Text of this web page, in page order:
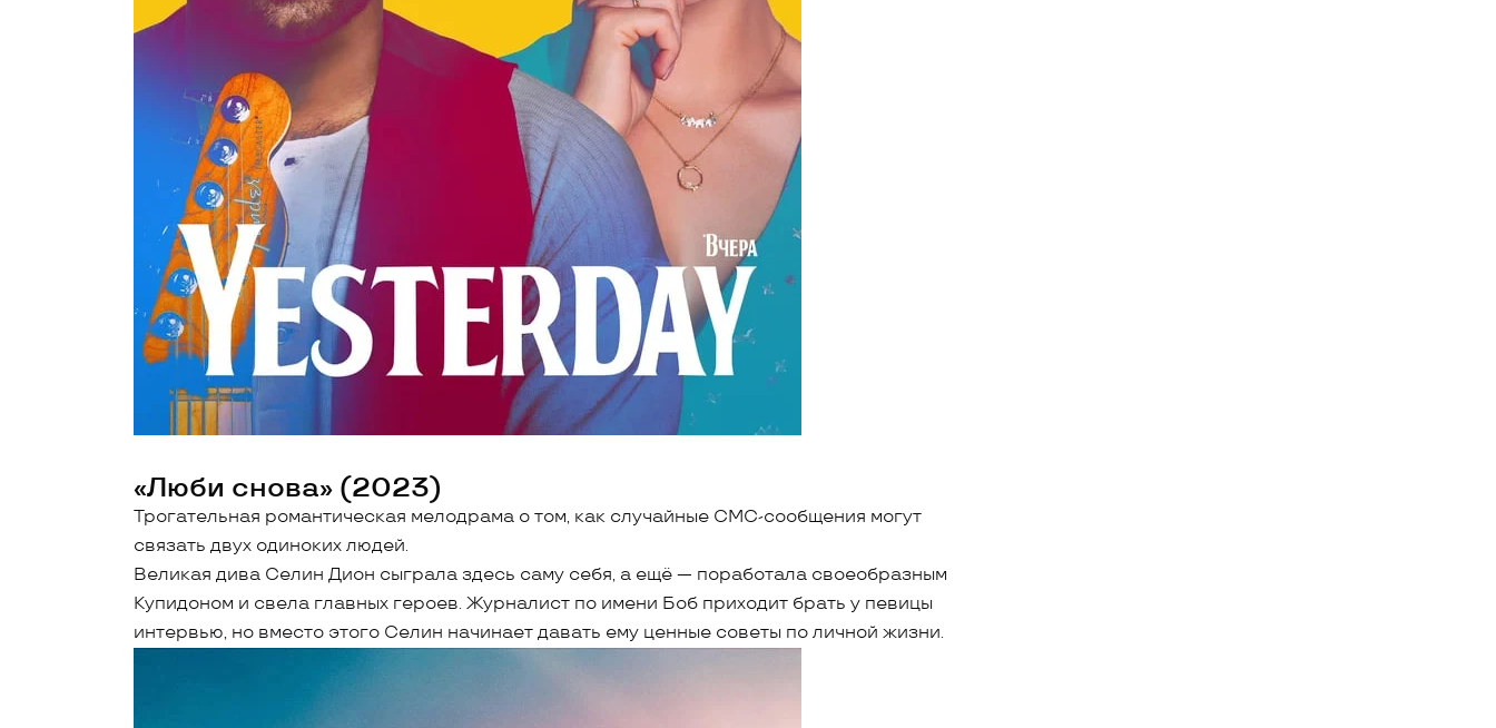
«Люби снова» (2023)
Трогательная романтическая мелодрама о том, как случайные СМС-сообщения могут
связать двух одиноких людей.
Великая дива Селин Дион сыграла здесь саму себя, а ещё — поработала своеобразным
Купидоном и свела главных героев. Журналист по имени Боб приходит брать у певицы
интервью, но вместо этого Селин начинает давать ему ценные советы по личной жизни.